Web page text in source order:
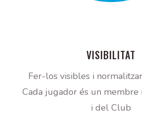
VISIBILITAT
Fer-los visibles i
Cada jugador és un membre
i del Club